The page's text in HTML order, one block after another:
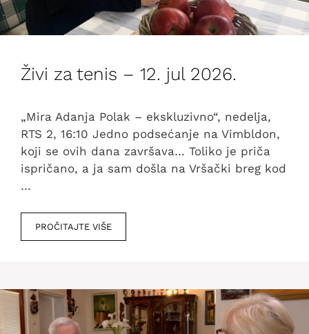
Živi za tenis – 12. jul 2026.
„Mira Adanja Polak – ekskluzivno“, nedelja,
RTS 2, 16:10 Jedno podsećanje na Vimbldon,
koji se ovih dana završava… Toliko je priča
ispričano, a ja sam došla na Vršački breg kod
…
PROČITAJTE VIŠE